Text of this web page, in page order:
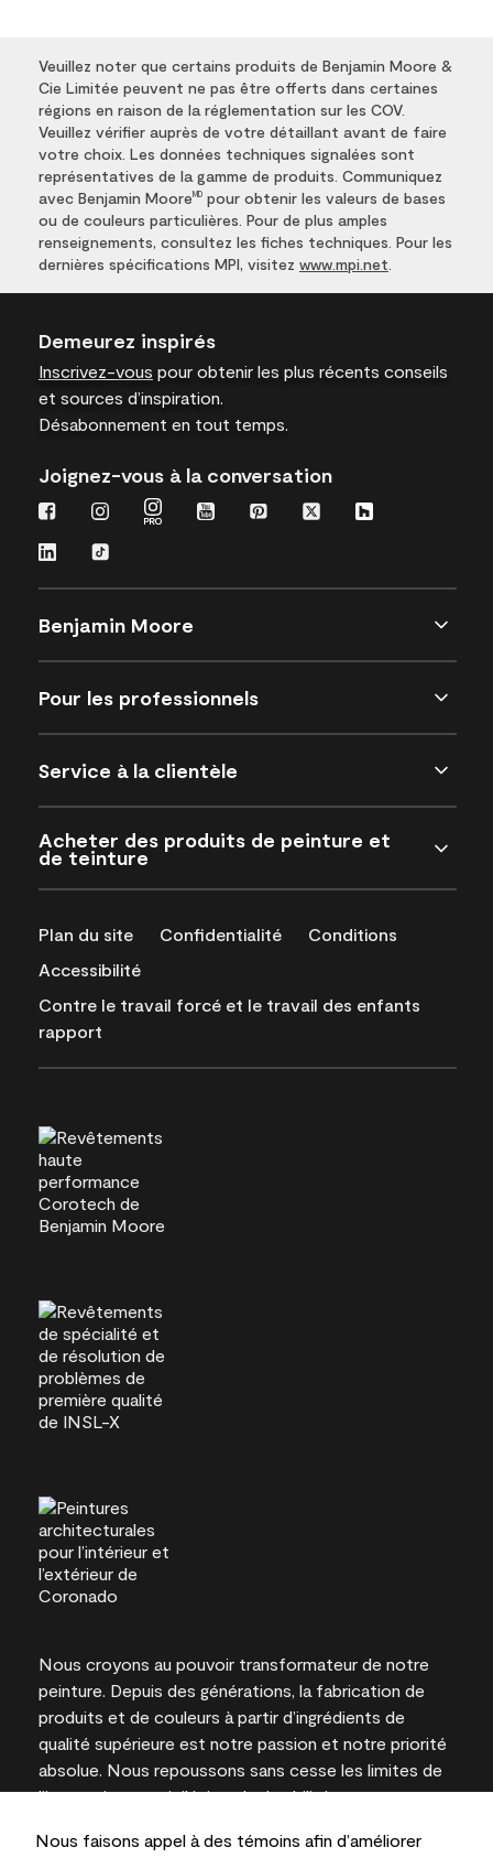
Nous faisons appel à des témoins afin d’améliorer
Veuillez noter que certains produits de Benjamin Moore &
Cie Limitée peuvent ne pas être offerts dans certaines
régions en raison de la réglementation sur les COV.
Veuillez vérifier auprès de votre détaillant avant de faire
votre choix. Les données techniques signalées sont
représentatives de la gamme de produits. Communiquez
avec Benjamin Moore MD pour obtenir les valeurs de bases
ou de couleurs particulières. Pour de plus amples
renseignements, consultez les fiches techniques. Pour les
dernières spécifications MPI, visitez www.mpi.net
Demeurez inspirés
Inscrivez-vous pour obtenir les plus récents conseils
et sources d’inspiration.
Désabonnement en tout temps.
Joignez-vous à la conversation
Benjamin Moore
Pour les professionnels
Service à la clientèle
Acheter des produits de peinture et
de teinture
Plan du site Confidentialité
Conditions
Accessibilité
Contre le travail forcé et le travail des enfants
rapport
Nous croyons au pouvoir transformateur de notre
peinture. Depuis des générations, la fabrication de
produits et de couleurs à partir d’ingrédients de
qualité supérieure est notre passion et notre priorité
absolue. Nous repoussons sans cesse les limites de
l’innovation et privilégions la durabilité pour
l’expertise locale.